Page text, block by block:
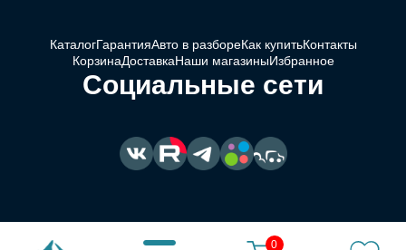
0
КаталогГарантияАвто в разбореКак купитьКонтакты
КорзинаДоставкаНаши магазиныИзбранное
Социальные сети